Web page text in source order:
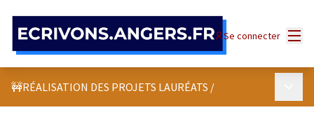
Se connecter
🚧RÉALISATION DES PROJETS LAURÉATS /